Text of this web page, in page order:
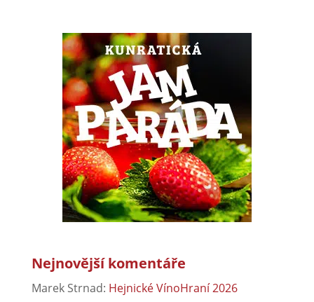
Nejnovější komentáře
Marek Strnad: Hejnické VínoHraní 2026